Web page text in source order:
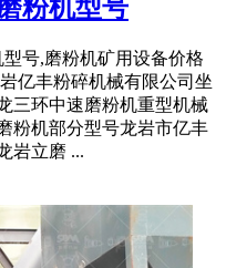
粉机型号
号,磨粉机矿用设备价格
亿丰粉碎机械有限公司坐
三环中速磨粉机重型机械
粉机部分型号龙岩市亿丰
岩立磨 ...